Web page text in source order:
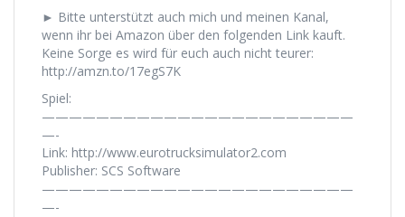
► Bitte unterstützt auch mich und meinen Kanal,
wenn ihr bei Amazon über den folgenden Link kauft.
Keine Sorge es wird für euch auch nicht teurer:
http://amzn.to/17egS7K
Spiel:
———————————————————————
—-
Link: http://www.eurotrucksimulator2.com
Publisher: SCS Software
———————————————————————
—-